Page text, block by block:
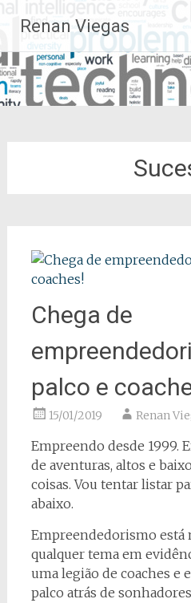
para
o
conteúdo
Renan Viegas
Chega de
palco e
15/01/2019 Renan
Empreendo desde 1999.
de aventuras, altos e
coisas. Vou tentar listar
abaixo.
Empreendedorismo está
qualquer tema em
uma legião de coaches e
palco atrás de